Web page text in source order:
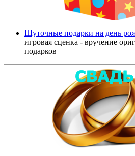
Шуточные подарки на день
игровая сценка - вручение
подарков